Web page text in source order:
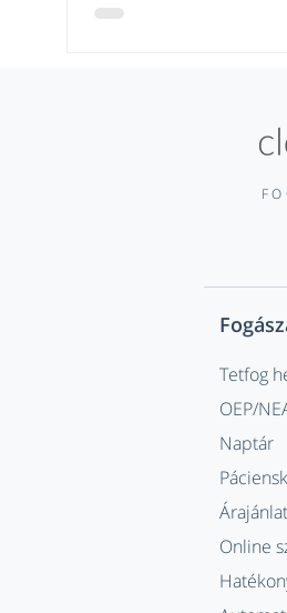
Tetfog
OEP/
Naptár
Online